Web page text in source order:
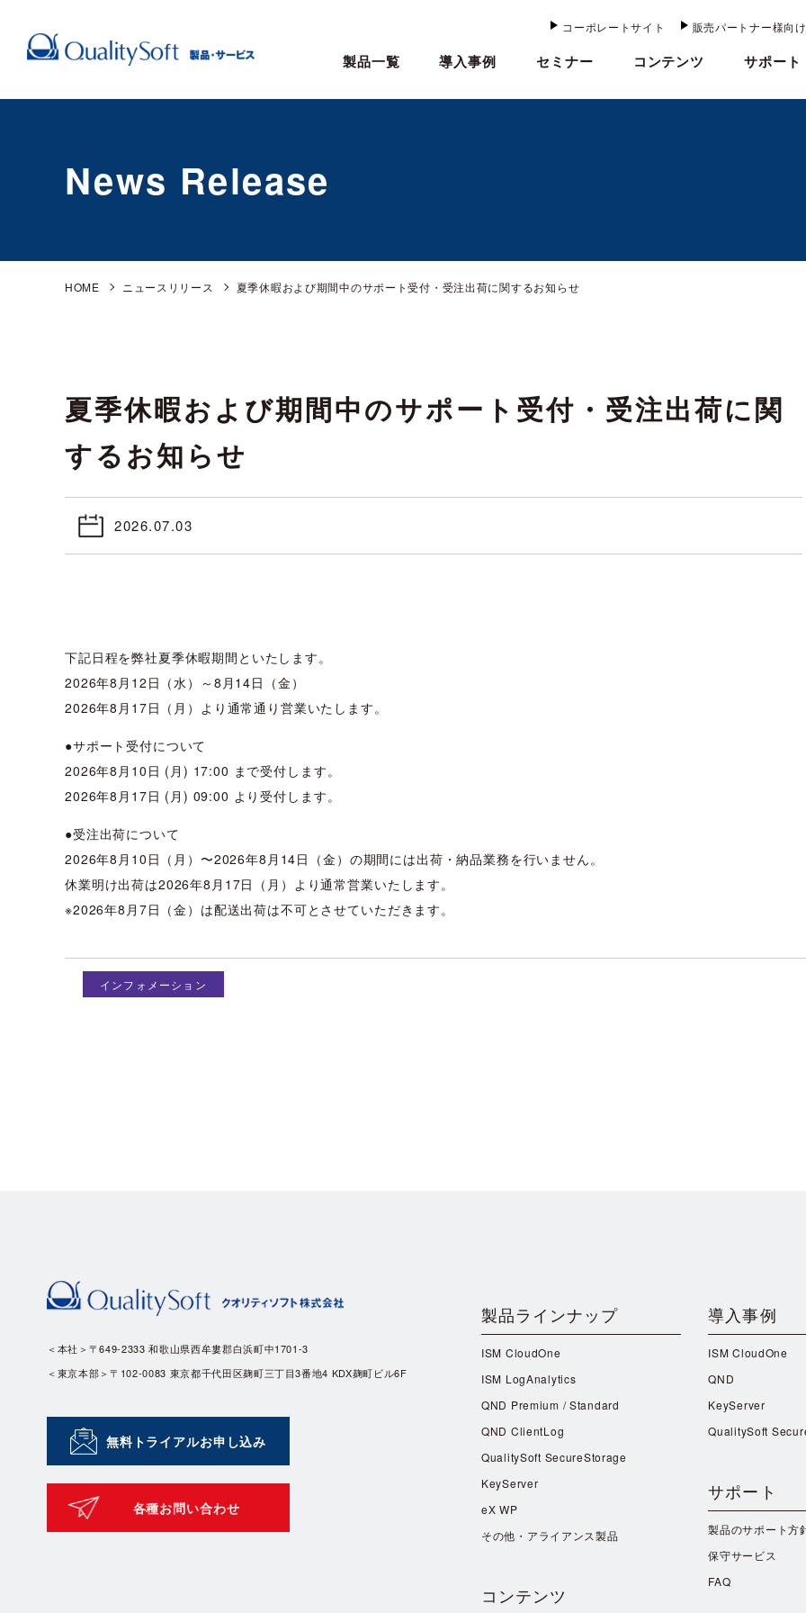
コーポレートサイト 販売パートナー様向け
製品一覧 導入事例 セミナー コンテンツ サポート
News Release
HOME ニュースリリース 夏季休暇および期間中のサポート受付・受注出荷に関するお知らせ
夏季休暇および期間中のサポート受付・受注出荷に関
するお知らせ
2026.07.03
下記日程を弊社夏季休暇期間といたします。
2026年8月12日（水）～8月14日（金）
2026年8月17日（月）より通常通り営業いたします。
●サポート受付について
2026年8月10日 (月) 17:00 まで受付します。
2026年8月17日 (月) 09:00 より受付します。
●受注出荷について
2026年8月10日（月）〜2026年8月14日（金）の期間には出荷・納品業務を行いません。
休業明け出荷は2026年8月17日（月）より通常営業いたします。
※2026年8月7日（金）は配送出荷は不可とさせていただきます。
インフォメーション
＜本社＞〒649-2333 和歌山県西牟婁郡白浜町中1701-3
＜東京本部＞〒102-0083 東京都千代田区麹町三丁目3番地4 KDX麹町ビル6F
無料トライアルお申し込み
各種お問い合わせ
製品ラインナップ
ISM CloudOne
ISM LogAnalytics
QND Premium / Standard
QND ClientLog
QualitySoft SecureStorage
KeyServer
eX WP
その他・アライアンス製品
コンテンツ
導入事例
ISM CloudOne
QND
KeyServer
QualitySoft
サポート
製品のサポート方
保守サービス
FAQ